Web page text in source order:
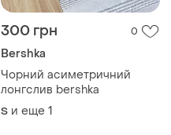
300 грн 0
Bershka
Чорний асиметричний
лонгслив bershka
S и еще 1